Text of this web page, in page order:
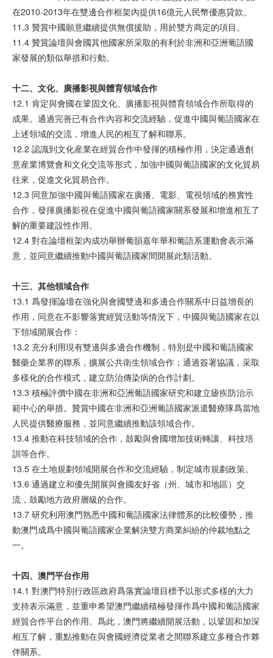
在2010-2013年在雙邊合作框架內提供16億元人民幣優惠貸款。
11.3 贊賞中國願意繼續提供無償援助，用於雙方商定的項目。
11.4 贊賞論壇與會國其他國家所采取的有利於非洲和亞洲葡語國
家發展的類似舉措和行動。
十二、文化、廣播影視與體育領域合作
12.1 肯定與會國在鞏固文化、廣播影視與體育領域合作所取得的
成果。通過完善已有合作內容和交流經驗，促進中國與葡語國家在
上述領域的交流，增進人民的相互了解和聯系。
12.2 認識到文化産業在經貿合作中發揮的積極作用，決定通過創
意産業博覽會和文化交流等形式，加強中國與葡語國家的文化貿易
往來，促進文化貿易合作。
12.3 同意加強中國與葡語國家在廣播、電影、電視領域的務實性
合作，發揮廣播影視在促進中國與葡語國家關系發展和增進相互了
解的重要建設性作用。
12.4 對在論壇框架內成功舉辦葡韻嘉年華和葡語系運動會表示滿
意，並同意繼續推動中國與葡語國家間開展此類活動。
十三、其他領域合作
13.1 爲發揮論壇在強化與會國雙邊和多邊合作關系中日益增長的
作用，同意在不影響落實經貿活動等情況下，中國與葡語國家在以
下領域開展合作：
13.2 充分利用現有雙邊與多邊合作機制，特別是中國和葡語國家
醫藥企業界的聯系，擴展公共衛生領域合作；通過簽署協議，采取
多樣化的合作模式，建立防治傳染病的合作計劃。
13.3 積極評價中國在非洲和亞洲葡語國家研究和建立瘧疾防治示
範中心的舉措。贊賞中國在非洲和亞洲葡語國家派遣醫療隊爲當地
人民提供醫療服務，並同意繼續推動該領域合作。
13.4 推動在科技領域的合作，鼓勵與會國增加技術轉讓、科技培
訓等合作。
13.5 在土地規劃領域開展合作和交流經驗，制定城市規劃政策。
13.6 通過建立和優先開展與會國友好省（州、城市和地區）交
流，鼓勵地方政府層級的合作。
13.7 研究利用澳門熟悉中國和葡語國家法律體系的比較優勢，推
動澳門成爲中國與葡語國家企業解決雙方商業糾紛的仲裁地點之
一。
十四、澳門平台作用
14.1 對澳門特別行政區政府爲落實論壇目標予以形式多樣的大力
支持表示滿意，並重申希望澳門繼續積極發揮作爲中國和葡語國家
經貿合作平台的作用。爲此，澳門將繼續開展活動，以鞏固和加深
相互了解，重點推動在與會國經濟從業者之間聯系建立多種合作夥
伴關系。